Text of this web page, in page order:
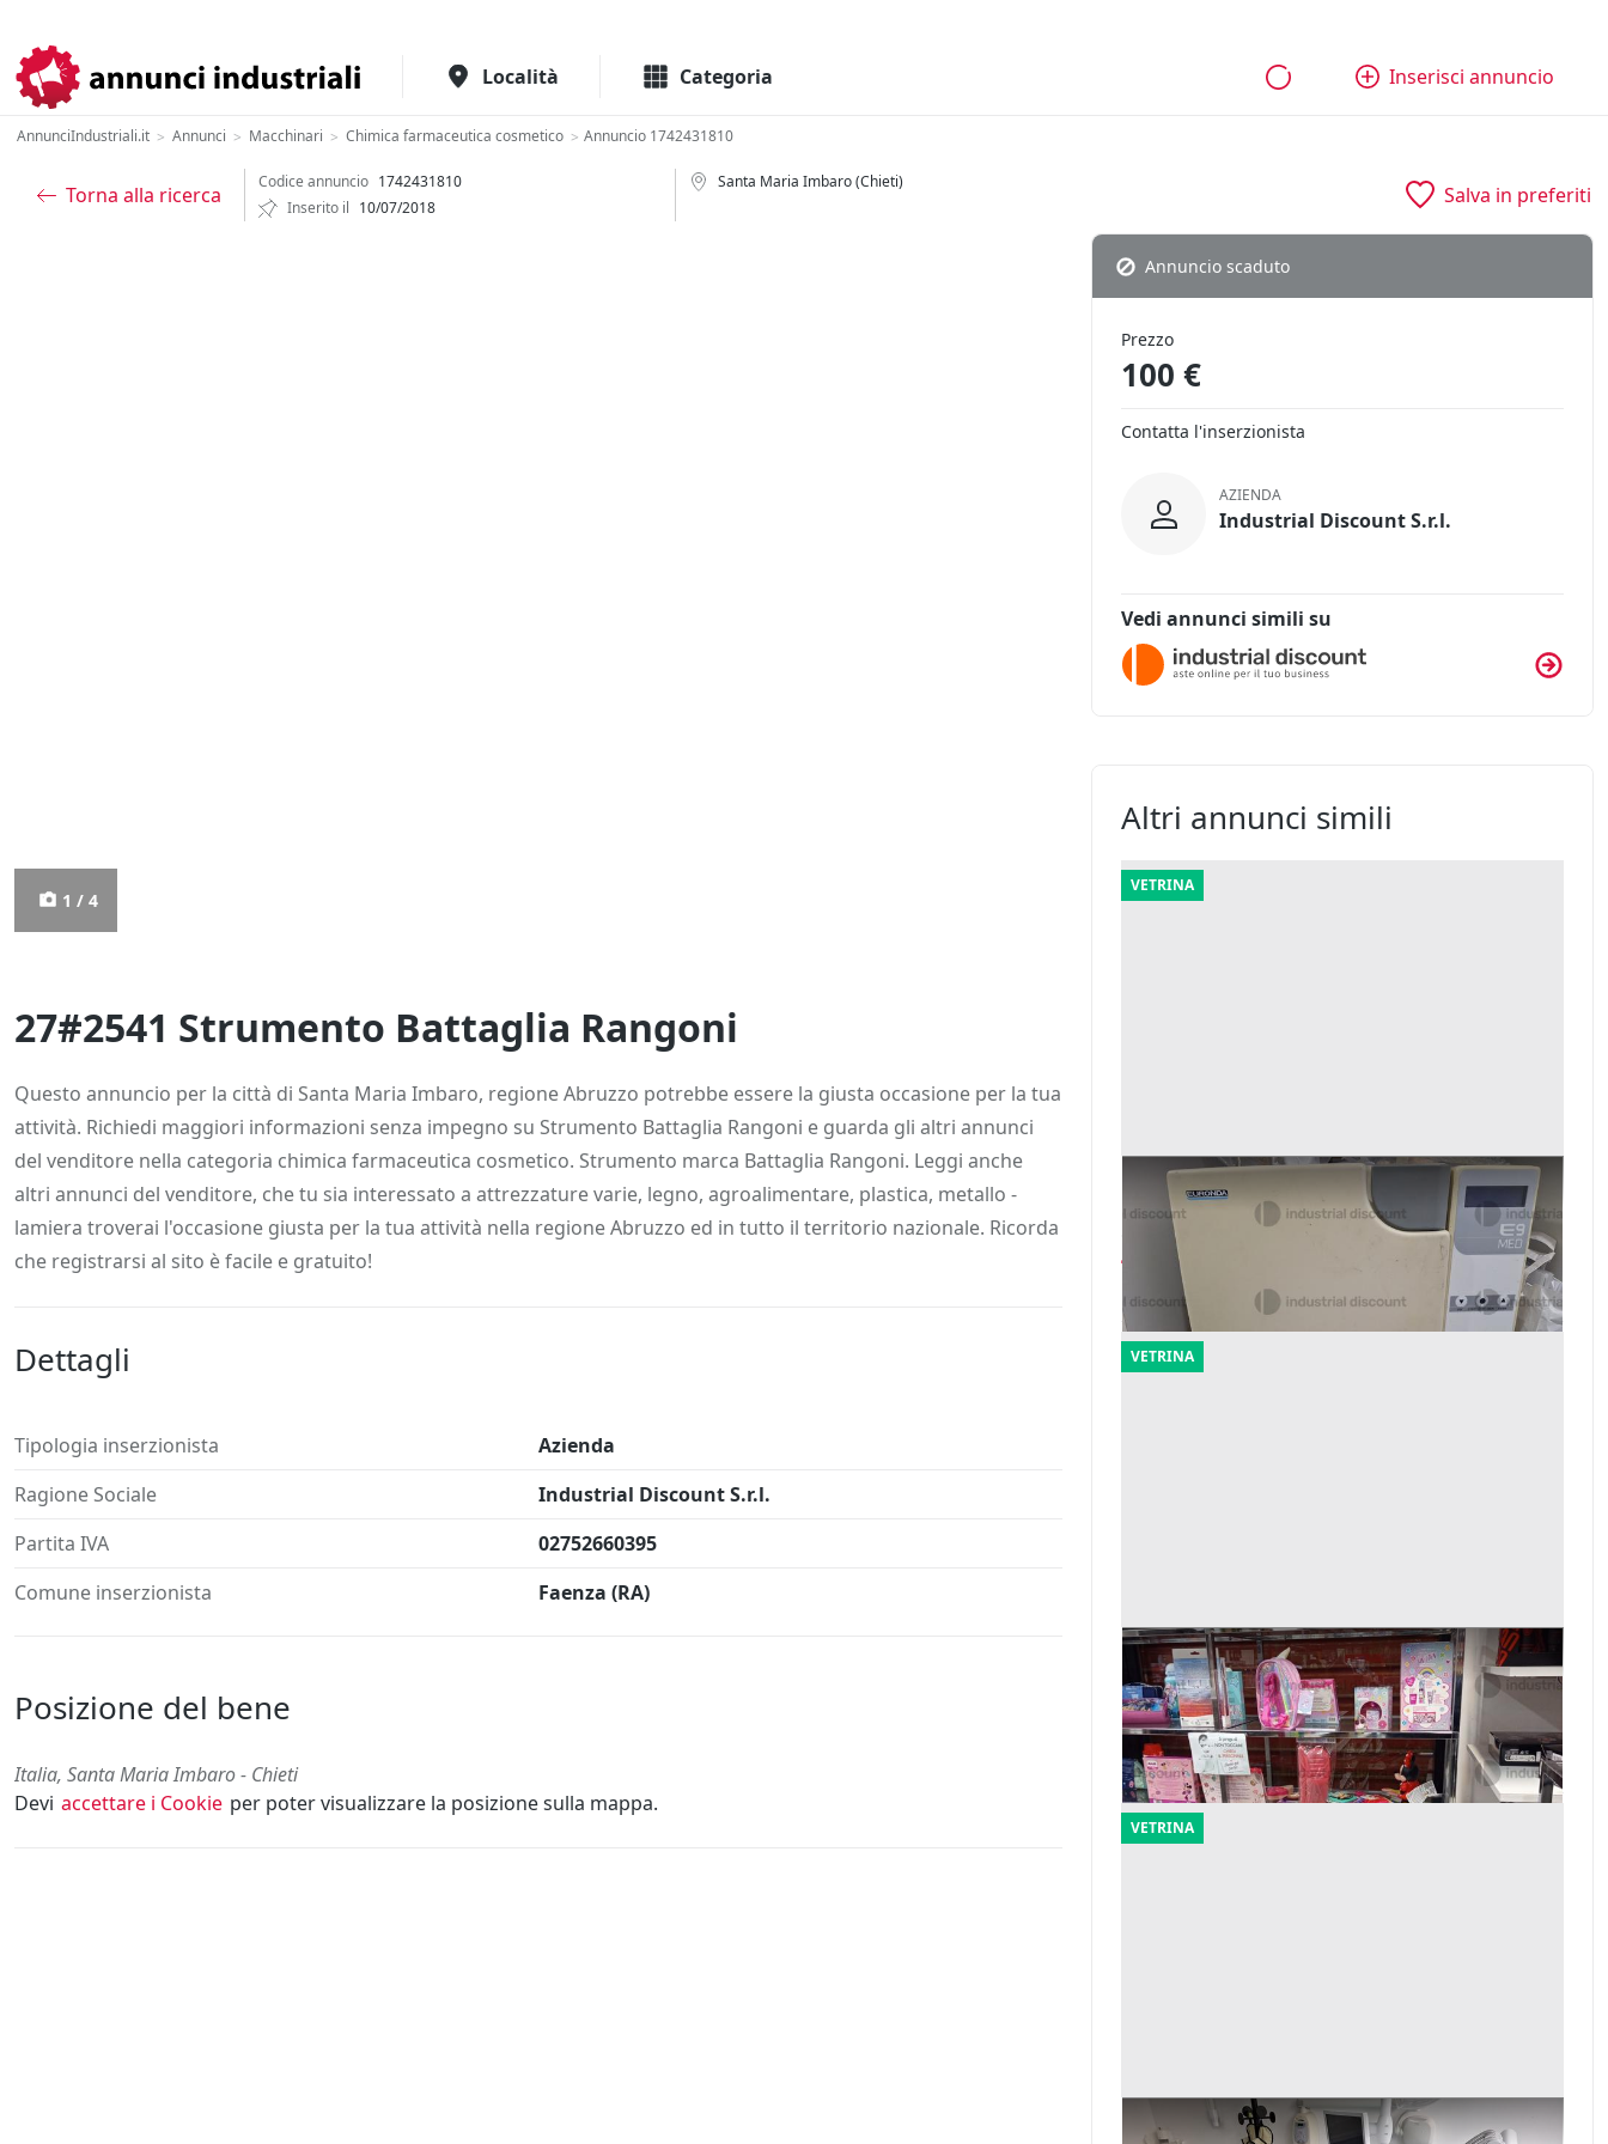
Località Categoria Inserisci annuncio
AnnunciIndustriali.it > Annunci > Macchinari > Chimica farmaceutica cosmetico > Annuncio 1742431810
Torna alla ricerca
Codice annuncio 1742431810
Inserito il 10/07/2018
Santa Maria Imbaro (Chieti)
Salva in preferiti
1 / 4
27#2541 Strumento Battaglia Rangoni
Questo annuncio per la città di Santa Maria Imbaro, regione Abruzzo potrebbe essere la giusta occasione per la tua
attività. Richiedi maggiori informazioni senza impegno su Strumento Battaglia Rangoni e guarda gli altri annunci
del venditore nella categoria chimica farmaceutica cosmetico. Strumento marca Battaglia Rangoni. Leggi anche
altri annunci del venditore, che tu sia interessato a attrezzature varie, legno, agroalimentare, plastica, metallo -
lamiera troverai l'occasione giusta per la tua attività nella regione Abruzzo ed in tutto il territorio nazionale. Ricorda
che registrarsi al sito è facile e gratuito!
Dettagli
Tipologia inserzionista
Azienda
Ragione Sociale
Industrial Discount S.r.l.
Partita IVA
02752660395
Comune inserzionista
Faenza (RA)
Posizione del bene
Italia, Santa Maria Imbaro - Chieti
Devi accettare i Cookie per poter visualizzare la posizione sulla mappa.
Annuncio scaduto
Prezzo
100 €
Contatta l'inserzionista
AZIENDA
Industrial Discount S.r.l.
Vedi annunci simili su
Altri annunci simili
VETRINA
1#10116 Arredi ed attrezzature per
laboratorio odontoiatrico
Palermo (Palermo)
Offerta minima
4.275 €
VETRINA
1#10238 Articoli di profumeria igiene
personale trucchi ed accessori vari
Reggio di Calabria (Reggio Calabria)
Offerta minima
180.000 €
VETRINA
1#10115 Macchinari ed arredamento per